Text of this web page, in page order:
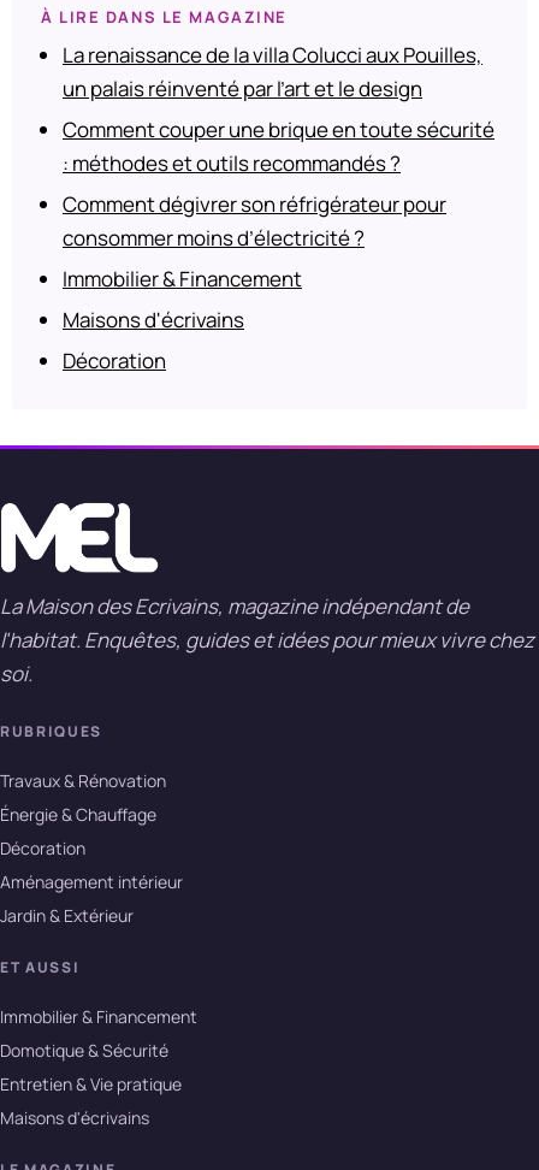
À LIRE DANS LE MAGAZINE
La renaissance de la villa Colucci aux Pouilles,
un palais réinventé par l’art et le design
Comment couper une brique en toute sécurité
: méthodes et outils recommandés ?
Comment dégivrer son réfrigérateur pour
consommer moins d’électricité ?
Immobilier & Financement
Maisons d'écrivains
Décoration
La Maison des Ecrivains, magazine indépendant de
l'habitat. Enquêtes, guides et idées pour mieux vivre chez
soi.
RUBRIQUES
Travaux & Rénovation
Énergie & Chauffage
Décoration
Aménagement intérieur
Jardin & Extérieur
ET AUSSI
Immobilier & Financement
Domotique & Sécurité
Entretien & Vie pratique
Maisons d'écrivains